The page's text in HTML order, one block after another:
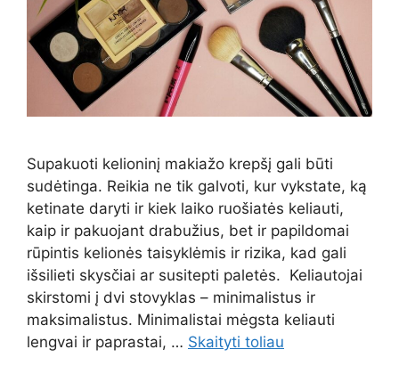
Supakuoti kelioninį makiažo krepšį gali būti
sudėtinga. Reikia ne tik galvoti, kur vykstate, ką
ketinate daryti ir kiek laiko ruošiatės keliauti,
kaip ir pakuojant drabužius, bet ir papildomai
rūpintis kelionės taisyklėmis ir rizika, kad gali
išsilieti skysčiai ar susitepti paletės. Keliautojai
skirstomi į dvi stovyklas – minimalistus ir
maksimalistus. Minimalistai mėgsta keliauti
lengvai ir paprastai, … Skaityti toliau